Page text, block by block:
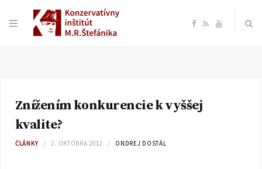
F
e
R Y
Znížením konkurencie k vyššej
kvalite?
ČLÁNKY 2. OKTÓBRA 2012 ONDREJ DOSTÁL